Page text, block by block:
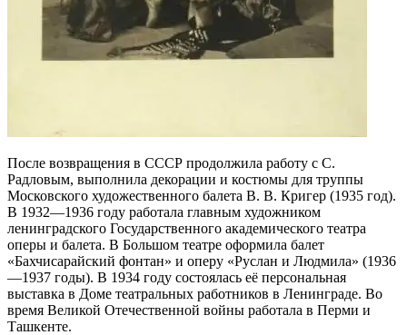
После возвращения в СССР продолжила работу с С.
Радловым, выполнила декорации и костюмы для труппы
Московского художественного балета В. В. Кригер (1935 год).
В 1932—1936 году работала главным художником
ленинградского Государственного академического театра
оперы и балета. В Большом театре оформила балет
«Бахчисарайский фонтан» и оперу «Руслан и Людмила» (1936
—1937 годы). В 1934 году состоялась её персональная
выставка в Доме театральных работников в Ленинграде. Во
время Великой Отечественной войны работала в Перми и
Ташкенте.